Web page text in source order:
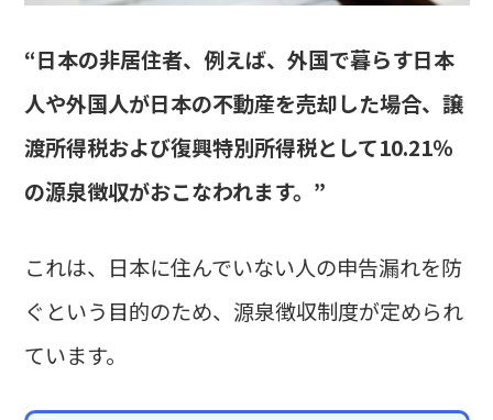
“日本の非居住者、例えば、外国で暮らす日本
人や外国人が日本の不動産を売却した場合、譲
渡所得税および復興特別所得税として10.21％
の源泉徴収がおこなわれます。”
これは、日本に住んでいない人の申告漏れを防
ぐという目的のため、源泉徴収制度が定められ
ています。